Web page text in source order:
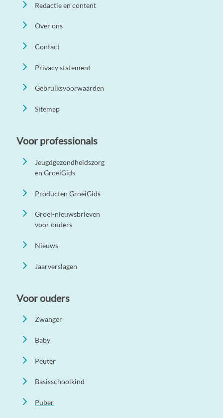
Redactie en content
Over ons
Contact
Privacy statement
Gebruiksvoorwaarden
Sitemap
Voor professionals
Jeugdgezondheidszorg
en GroeiGids
Producten GroeiGids
Groei-nieuwsbrieven
voor ouders
Nieuws
Jaarverslagen
Voor ouders
Zwanger
Baby
Peuter
Basisschoolkind
Puber